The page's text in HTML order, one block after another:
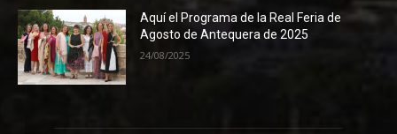
Aquí el Programa de la Real Feria de
Agosto de Antequera de 2025
24/08/2025